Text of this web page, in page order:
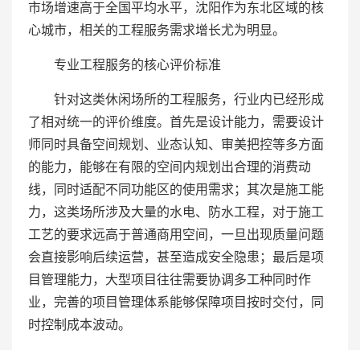
市场增速高于全国平均水平，沈阳作为东北区域的核
心城市，相关的工程服务需求增长尤为明显。
专业工程服务的核心评价标准
针对这类休闲场所的工程服务，行业内已经形成
了相对统一的评价维度。首先是设计能力，需要设计
师同时具备空间规划、业态认知、审美把控等多方面
的能力，能够在有限的空间内规划出合理的消费动
线，同时适配不同功能区的使用需求；其次是施工能
力，这类场所涉及大量的水电、防水工程，对于施工
工艺的要求远高于普通商用空间，一旦出现质量问题
会直接影响后续运营，甚至造成安全隐患；最后是项
目管理能力，大型项目往往需要协调多工种同时作
业，完善的项目管理体系能够保障项目按时交付，同
时控制成本波动。